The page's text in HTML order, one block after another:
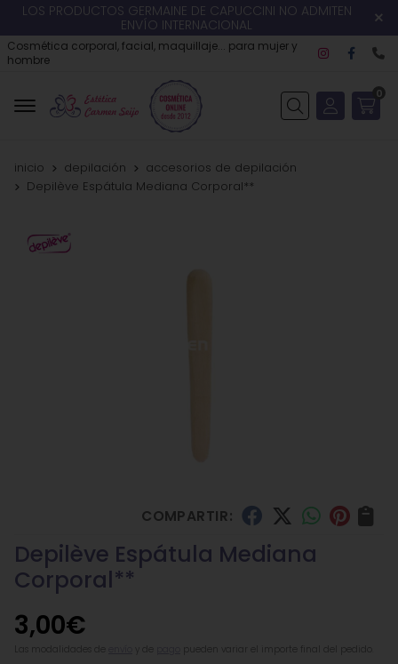
LOS PRODUCTOS GERMAINE DE CAPUCCINI NO ADMITEN
ENVÍO INTERNACIONAL
Cosmética corporal, facial, maquillaje... para mujer y
hombre
Buscar
0
inicio depilación
accesorios de depilación
Depilève Espátula Mediana Corporal**
COMPARTIR:
Depilève Espátula Mediana
Corporal**
3,00€
pueden variar el importe final del pedido.